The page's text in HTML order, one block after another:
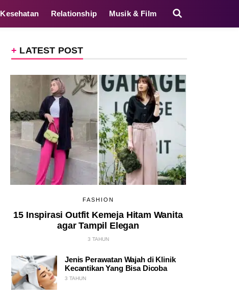
Kesehatan Relationship Musik & Film
LATEST POST
FASHION
15 Inspirasi Outfit Kemeja Hitam Wanita
agar Tampil Elegan
3 TAHUN
Jenis Perawatan Wajah di Klinik
Kecantikan Yang Bisa Dicoba
3 TAHUN